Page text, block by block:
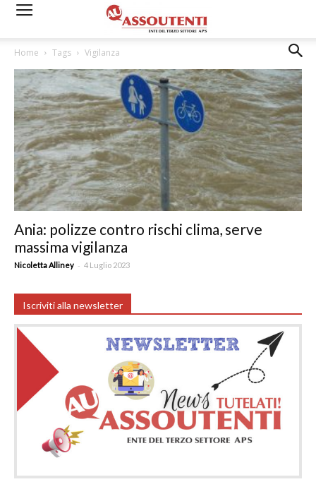
Home Tags Vigilanza
Ania: polizze contro rischi clima, serve
massima vigilanza
Nicoletta Alliney - 4 Luglio 2023
Iscriviti alla newsletter